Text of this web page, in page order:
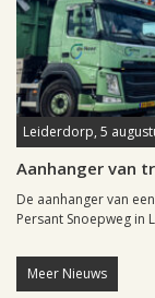
Leiderdorp, 5
Aanhanger van
De aanhanger van
Persant Snoepweg in
Meer Nieuws